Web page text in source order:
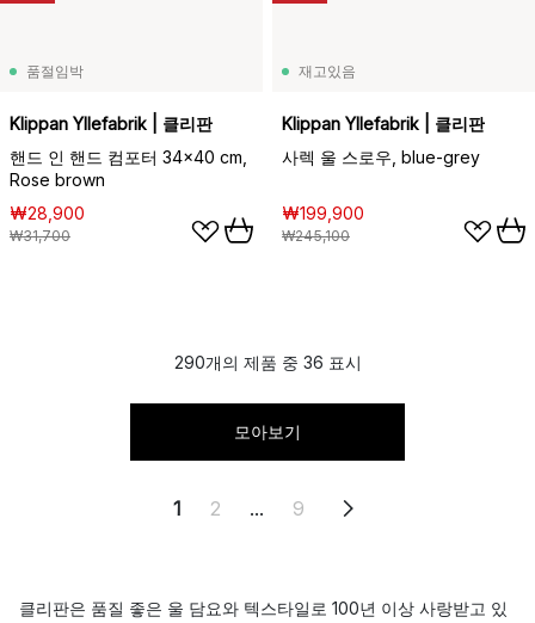
품절임박
Klippan Yllefabrik | 클리판
핸드 인 핸드 컴포터 34x40 cm,
Rose brown
₩28,900
₩31,700
재고있음
Klippan Yllefabrik | 클리판
사렉 울 스로우, blue-grey
₩199,900
₩245,100
290개의 제품 중 36 표시
모아보기
1 2 ... 9
클리판은 품질 좋은 울 담요와 텍스타일로 100년 이상 사랑받고 있